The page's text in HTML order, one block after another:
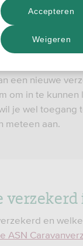
klant
een nieuwe
om in te kunnen
je wel toegang
meteen aan.
verzekerd
en
ASN
Weigeren
Accepteren